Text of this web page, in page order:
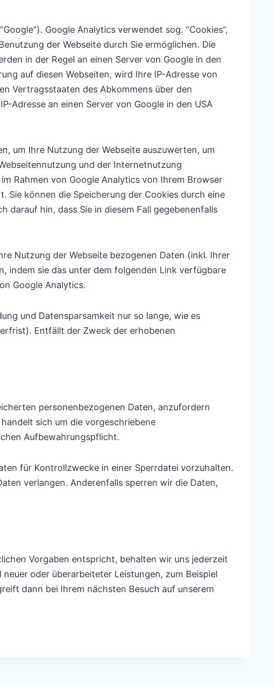
Google Analytics verwendet sog. “Cookies”,
der Webseite durch Sie ermöglichen. Die
in der Regel an einen Server von Google in den
auf diesen Webseiten, wird Ihre IP-Adresse von
Vertragsstaaten des Abkommens über den
Adresse an einen Server von Google in den USA
um Ihre Nutzung der Webseite auszuwerten, um
und der Internetnutzung
Rahmen von Google Analytics von Ihrem Browser
können die Speicherung der Cookies durch eine
darauf hin, dass Sie in diesem Fall gegebenenfalls
Nutzung der Webseite bezogenen Daten (inkl. Ihrer
indem sie das unter dem folgenden Link verfügbare
Google Analytics.
und Datensparsamkeit nur so lange, wie es
Entfällt der Zweck der erhobenen
personenbezogenen Daten, anzufordern
sich um die vorgeschriebene
Aufbewahrungspflicht.
für Kontrollzwecke in einer Sperrdatei vorzuhalten.
verlangen. Anderenfalls sperren wir die Daten,
Vorgaben entspricht, behalten wir uns jederzeit
oder überarbeiteter Leistungen, zum Beispiel
dann bei Ihrem nächsten Besuch auf unserem